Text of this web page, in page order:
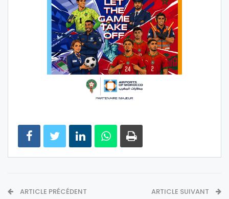
ARTICLE PRÉCÉDENT ARTICLE SUIVANT